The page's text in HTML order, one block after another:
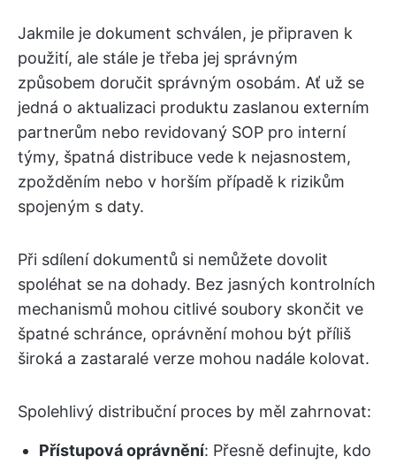
Jakmile je dokument schválen, je připraven k
použití, ale stále je třeba jej správným
způsobem doručit správným osobám. Ať už se
jedná o aktualizaci produktu zaslanou externím
partnerům nebo revidovaný SOP pro interní
týmy, špatná distribuce vede k nejasnostem,
zpožděním nebo v horším případě k rizikům
spojeným s daty.
Při sdílení dokumentů si nemůžete dovolit
spoléhat se na dohady. Bez jasných kontrolních
mechanismů mohou citlivé soubory skončit ve
špatné schránce, oprávnění mohou být příliš
široká a zastaralé verze mohou nadále kolovat.
Spolehlivý distribuční proces by měl zahrnovat:
Přístupová oprávnění: Přesně definujte, kdo